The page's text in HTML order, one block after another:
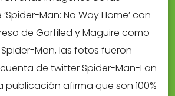
Man: No Way Home’ con
de Garfiled y Maguire como
Man, las fotos fueron
cuenta de twitter Spider-Man-Fan
publicación afirma que son 100%